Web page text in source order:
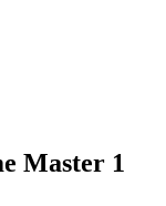
Master 1